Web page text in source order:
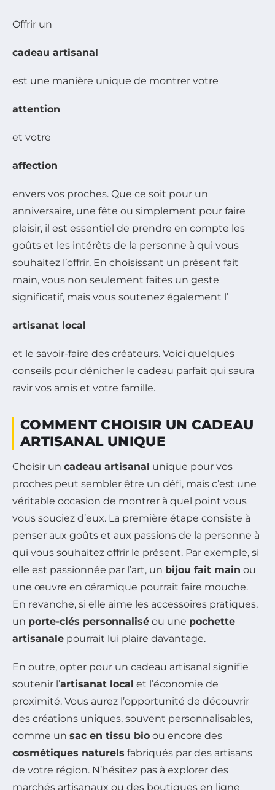
Offrir un
cadeau artisanal
est une manière unique de montrer votre
attention
et votre
affection
envers vos proches. Que ce soit pour un
anniversaire, une fête ou simplement pour faire
plaisir, il est essentiel de prendre en compte les
goûts et les intérêts de la personne à qui vous
souhaitez l’offrir. En choisissant un présent fait
main, vous non seulement faites un geste
significatif, mais vous soutenez également l’
artisanat local
et le savoir-faire des créateurs. Voici quelques
conseils pour dénicher le cadeau parfait qui saura
ravir vos amis et votre famille.
COMMENT CHOISIR UN CADEAU
ARTISANAL UNIQUE
Choisir un cadeau artisanal unique pour vos
proches peut sembler être un défi, mais c’est une
véritable occasion de montrer à quel point vous
vous souciez d’eux. La première étape consiste à
penser aux goûts et aux passions de la personne à
qui vous souhaitez offrir le présent. Par exemple, si
elle est passionnée par l’art, un bijou fait main ou
une œuvre en céramique pourrait faire mouche.
En revanche, si elle aime les accessoires pratiques,
un porte-clés personnalisé ou une pochette
artisanale pourrait lui plaire davantage.
En outre, opter pour un cadeau artisanal signifie
soutenir l’artisanat local et l’économie de
proximité. Vous aurez l’opportunité de découvrir
des créations uniques, souvent personnalisables,
comme un sac en tissu bio ou encore des
cosmétiques naturels fabriqués par des artisans
de votre région. N’hésitez pas à explorer des
marchés artisanaux ou des boutiques en ligne